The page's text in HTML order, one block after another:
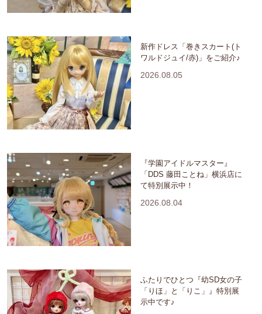
新作ドレス「巻きスカート(ト
ワルドジュイ/赤)」をご紹介♪
2026.08.05
『学園アイドルマスター』
「DDS 藤田ことね」横浜店に
て特別展示中！
2026.08.04
ふたりでひとつ『幼SD女の子
「りほ」と「りこ」』特別展
示中です♪